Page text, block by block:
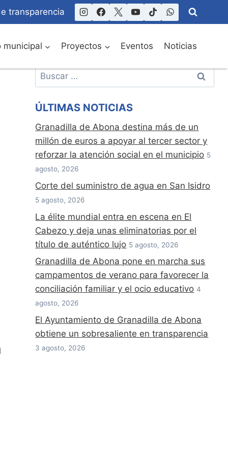
transparencia
municipal Proyectos Eventos Noticias
Buscar:
ÚLTIMAS NOTICIAS
Granadilla de Abona destina más de un
millón de euros a apoyar al tercer sector y
reforzar la atención social en el municipio 5
agosto, 2026
Corte del suministro de agua en San Isidro
5 agosto, 2026
La élite mundial entra en escena en El
Cabezo y deja unas eliminatorias por el
título de auténtico lujo 5 agosto, 2026
Granadilla de Abona pone en marcha sus
campamentos de verano para favorecer la
conciliación familiar y el ocio educativo 4
agosto, 2026
El Ayuntamiento de Granadilla de Abona
obtiene un sobresaliente en transparencia
3 agosto, 2026